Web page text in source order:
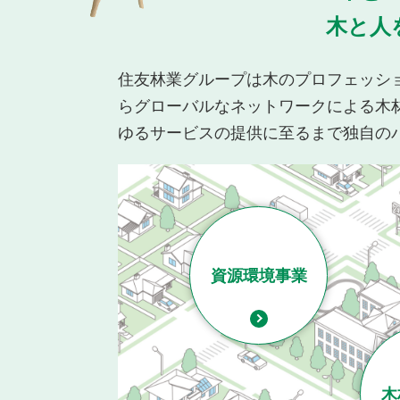
木と人
住友林業グループは木のプロフェッ
らグローバルなネットワークによる
ゆるサービスの提供に至るまで独自
資源環境事業